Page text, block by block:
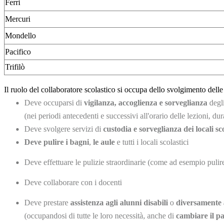
Ferri
Mercuri
Mondello
Pacifico
Trifilò
Il ruolo del collaboratore scolastico si occupa dello svolgimento delle
Deve occuparsi di vigilanza, accoglienza e sorveglianza
(nei periodi antecedenti e successivi all'orario delle lezioni,
Deve svolgere servizi di custodia e sorveglianza dei locali
Deve pulire i bagni, le aule e tutti i locali scolastici
Deve effettuare le pulizie straordinarie (come ad esempio
Deve collaborare con i docenti
Deve prestare assistenza agli alunni disabili o diversamente
(occupandosi di tutte le loro necessità, anche di cambiare il